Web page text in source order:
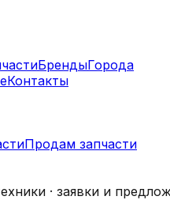
БрендыГорода
Контакты
Продам запчасти
· заявки и